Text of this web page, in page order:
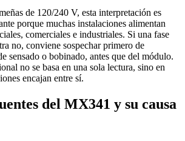
de 120/240 V, esta interpretación es
porque muchas instalaciones alimentan
comerciales e industriales. Si una fase
no, conviene sospechar primero de
sensado o bobinado, antes que del módulo.
no se basa en una sola lectura, sino en
encajan entre sí.
del MX341 y su causa